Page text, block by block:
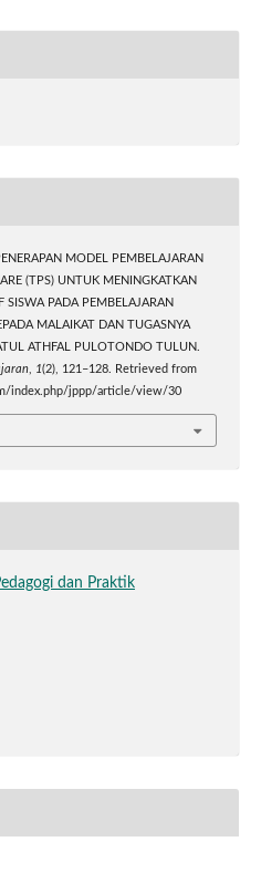
MODEL PEMBELAJARAN
(TPS) UNTUK MENINGKATKAN
SISWA PADA PEMBELAJARAN
MALAIKAT DAN TUGASNYA
ATHFAL PULOTONDO TULUN.
, 1(2), 121–128. Retrieved from
index.php/jppp/article/view/30
dan Praktik